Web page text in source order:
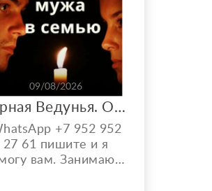
09/08/2026
Черная Ведунья. Опыт 35 лет. Сильнейшие обряды
+7 952 952
27 61 пишите и я
вам. Занимаюсь